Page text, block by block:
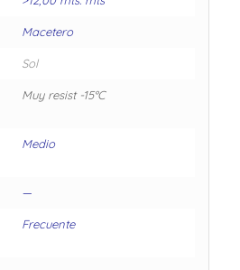
Macetero
Sol
Muy resist -15°C
Medio
—
Frecuente